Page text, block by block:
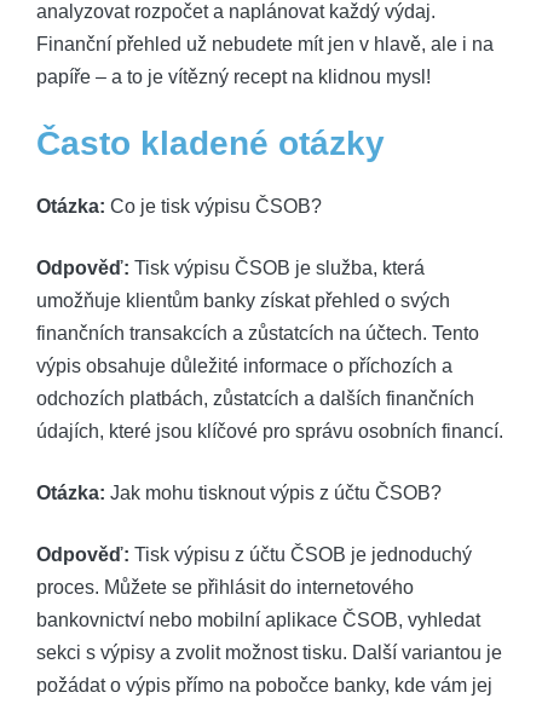
analyzovat rozpočet a naplánovat každý ⁣výdaj.
Finanční‌ přehled už nebudete mít jen v hlavě, ale i na⁤
papíře – a to ​je vítězný recept na klidnou mysl!
Často ⁢kladené ⁢otázky
Otázka: ‌Co ⁣je tisk výpisu ČSOB?
Odpověď: Tisk výpisu ČSOB‍ je ⁣služba, která
umožňuje klientům banky získat přehled o svých
finančních transakcích a zůstatcích na účtech. Tento
výpis obsahuje důležité informace ⁢o příchozích a
⁣odchozích platbách, zůstatcích a dalších finančních⁢
údajích, které‌ jsou klíčové pro ⁢správu osobních financí.
Otázka: Jak mohu tisknout výpis ‍z účtu ČSOB?
Odpověď: ​Tisk výpisu z účtu ⁣ČSOB je ⁤jednoduchý
proces. Můžete se přihlásit do internetového
bankovnictví nebo mobilní aplikace ČSOB, vyhledat
⁤sekci s výpisy a zvolit možnost⁣ tisku. Další ⁣variantou je
požádat o výpis přímo na pobočce banky, kde vám jej